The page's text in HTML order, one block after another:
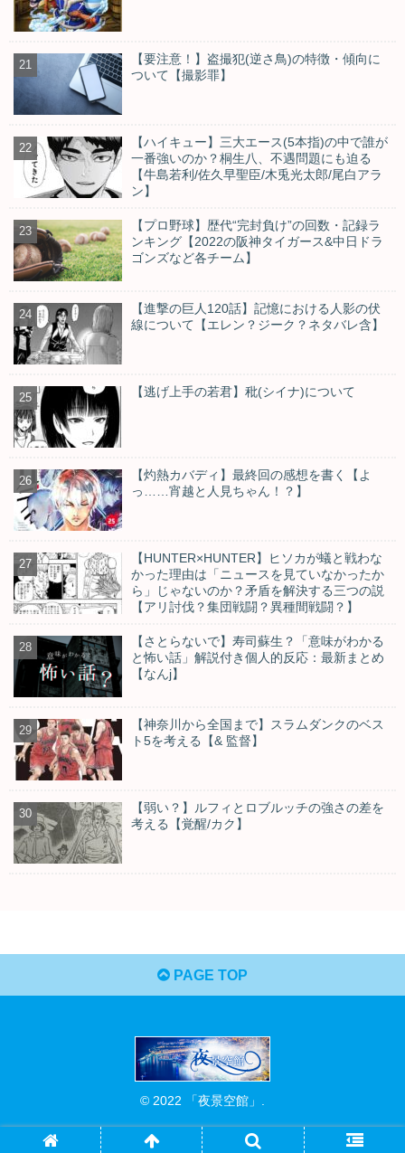
【要注意！】盗撮犯(逆さ鳥)の特徴・傾向に
ついて【撮影罪】
【ハイキュー】三大エース(5本指)の中で誰が
一番強いのか？桐生八、不遇問題にも迫る
【牛島若利/佐久早聖臣/木兎光太郎/尾白アラ
ン】
【プロ野球】歴代“完封負け”の回数・記録ラ
ンキング【2022の阪神タイガース&中日ドラ
ゴンズなど各チーム】
【進撃の巨人120話】記憶における人影の伏
線について【エレン？ジーク？ネタバレ含】
【逃げ上手の若君】秕(シイナ)について
【灼熱カバディ】最終回の感想を書く【よ
っ……宵越と人見ちゃん！？】
【HUNTER×HUNTER】ヒソカが蟻と戦わな
かった理由は「ニュースを見ていなかったか
ら」じゃないのか？矛盾を解決する三つの説
【アリ討伐？集団戦闘？異種間戦闘？】
【さとらないで】寿司蘇生？「意味がわかる
と怖い話」解説付き個人的反応：最新まとめ
【なんj】
【神奈川から全国まで】スラムダンクのベス
ト5を考える【& 監督】
【弱い？】ルフィとロブルッチの強さの差を
考える【覚醒/カク】
PAGE TOP
© 2022 「夜景空館」.